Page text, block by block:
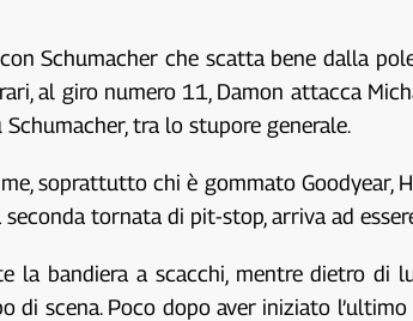
Schumacher che scatta bene dalla
al giro numero 11, Damon attacca
tra lo stupore generale.
soprattutto chi è gommato Goodyear,
tornata di pit-stop, arriva ad
la bandiera a scacchi, mentre dietro di
di scena. Poco dopo aver iniziato